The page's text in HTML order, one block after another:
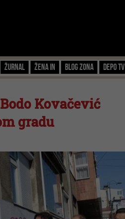
Žurnal Žena IN Blog zona Depo TV
Kovačević
gradu